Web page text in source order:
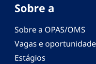
Sobre a
Sobre a OPAS/OMS
Vagas e
Estágios